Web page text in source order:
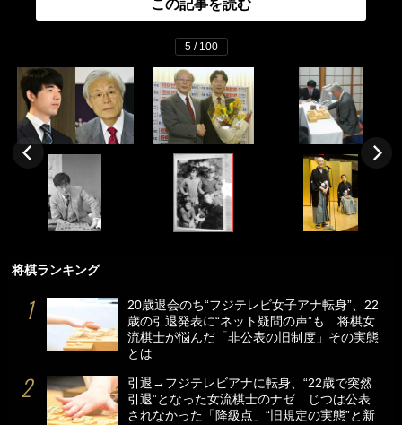
この記事を読む
5 / 100
将棋ランキング
20歳退会のち“フジテレビ女子アナ転身”、22
歳の引退発表に“ネット疑問の声”も…将棋女
流棋士が悩んだ「非公表の旧制度」その実態
とは
引退→フジテレビアナに転身、“22歳で突然
引退”となった女流棋士のナゼ…じつは公表
されなかった「降級点」“旧規定の実態”と新